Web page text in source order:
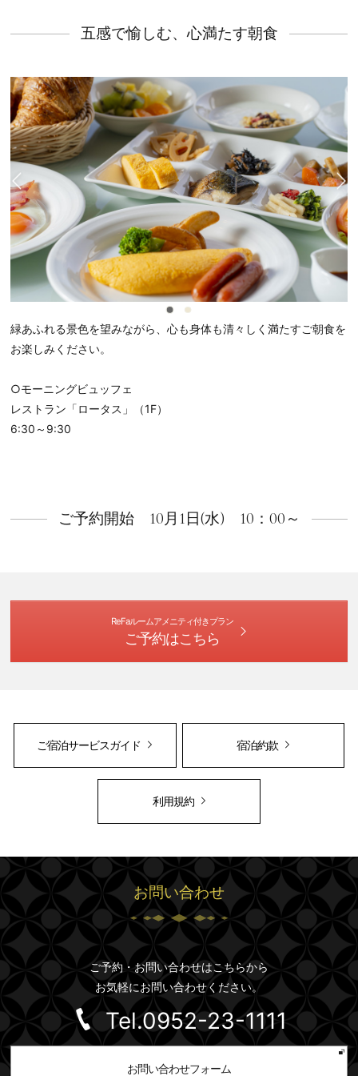
五感で愉しむ、心満たす朝食
緑あふれる景色を望みながら、心も身体も清々しく満たすご朝食を
お楽しみください。
○モーニングビュッフェ
レストラン「ロータス」（1F）
6:30～9:30
ご予約開始 10月1日(水) 10：00～
ReFaルームアメニティ付きプラン
ご予約はこちら
ご宿泊サービスガイド 宿泊約款
利用規約
お問い合わせ
ご予約・お問い合わせはこちらから
お気軽にお問い合わせください。
Tel.0952-23-1111
お問い合わせフォーム